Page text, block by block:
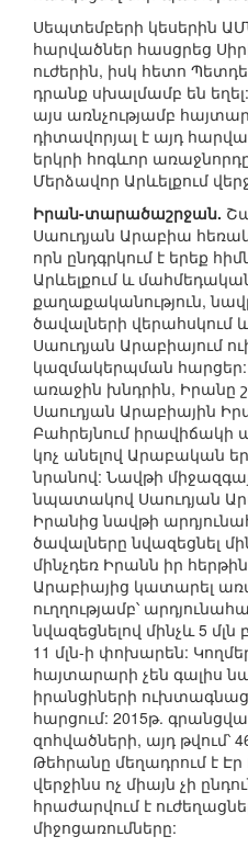
Սեպտեմբերի կեսերին
հարվածներ հասցրեց
ուժերին, իսկ հետո
դրանք սխալմամբ են
այս առնչությամբ
դիտավորյալ է այդ
երկրի հոգևոր
Մերձավոր Արևելքում
Իրան-տարածաշրջան.
Սաուդյան Արաբիա
որն ընդգրկում է երեք
Արևելքում և
քաղաքականություն,
ծավալների վերահսկում
Սաուդյան Արաբիայում
կազմակերպման հարցեր:
առաջին խնդրին, Իրանը
Սաուդյան Արաբիային
Բահրեյնում իրավիճակի
կոչ անելով Արաբական
նրանով: Նավթի
նպատակով Սաուդյան
Իրանից նավթի
ծավալները նվազեցնել
մինչդեռ Իրանն իր
Արաբիայից կատարել
ուղղությամբ՝
նվազեցնելով մինչև 5 մլն
11 մլն-ի փոխարեն:
հայտարարի չեն գալիս
իրանցիների
հարցում: 2015թ.
զոհվածների, այդ թվում՝
Թեհրանը մեղադրում է
վերջինս ոչ միայն չի
հրաժարվում է
միջոցառումները: